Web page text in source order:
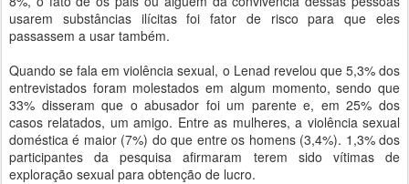
usarem substâncias ilícitas foi fator de risco para que eles
passassem a usar também.
Quando se fala em violência sexual, o Lenad revelou que 5,3% dos
entrevistados foram molestados em algum momento, sendo que
33% disseram que o abusador foi um parente e, em 25% dos
casos relatados, um amigo. Entre as mulheres, a violência sexual
doméstica é maior (7%) do que entre os homens (3,4%). 1,3% dos
participantes da pesquisa afirmaram terem sido vítimas de
exploração sexual para obtenção de lucro.